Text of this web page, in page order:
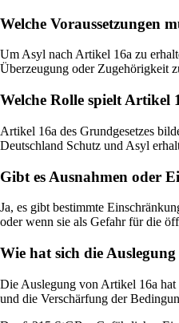
Welche Voraussetzungen
Um Asyl nach Artikel 16a zu
Überzeugung oder Zugehörigkeit
Welche Rolle spielt Artikel
Artikel 16a des Grundgesetzes
Deutschland Schutz und Asyl
Gibt es Ausnahmen oder
Ja, es gibt bestimmte
oder wenn sie als Gefahr für die
Wie hat sich die
Die Auslegung von Artikel 16a hat
und die Verschärfung der